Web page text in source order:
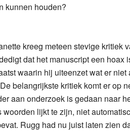
kunnen houden?
kreeg meteen stevige kritiek
dat het manuscript een hoax
waarin hij uiteenzet wat er
belangrijkste kritiek komt er op
aan onderzoek is gedaan naar
lijkt te zijn, niet
Rugg had nu juist laten zien